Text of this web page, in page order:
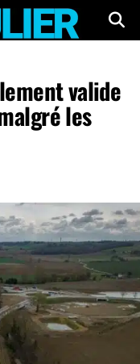
valide
les